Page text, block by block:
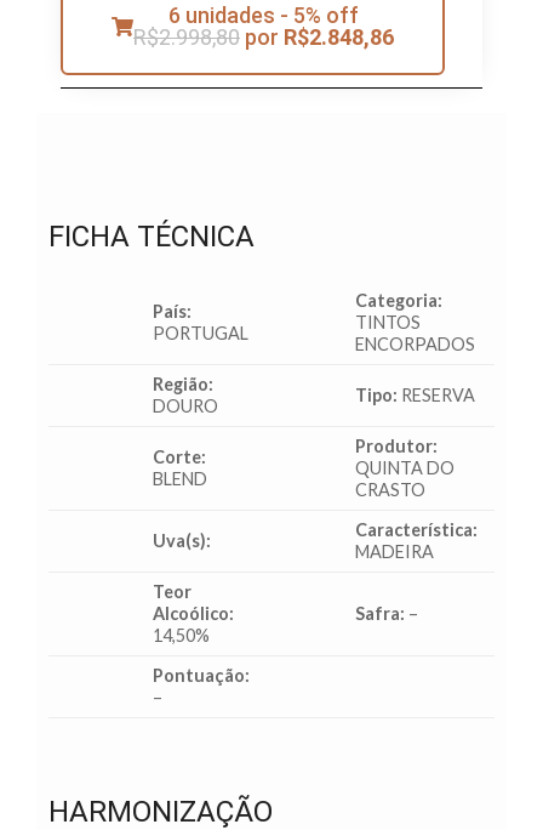
6 unidades - 5% off
R$2.998,80 por R$2.848,86
FICHA TÉCNICA
País:
PORTUGAL
Categoria:
TINTOS
ENCORPADOS
Região:
DOURO
Tipo: RESERVA
Corte:
BLEND
Produtor:
QUINTA DO
CRASTO
Uva(s):
Característica:
MADEIRA
Teor
Alcoólico:
14,50%
Safra: –
Pontuação:
–
HARMONIZAÇÃO